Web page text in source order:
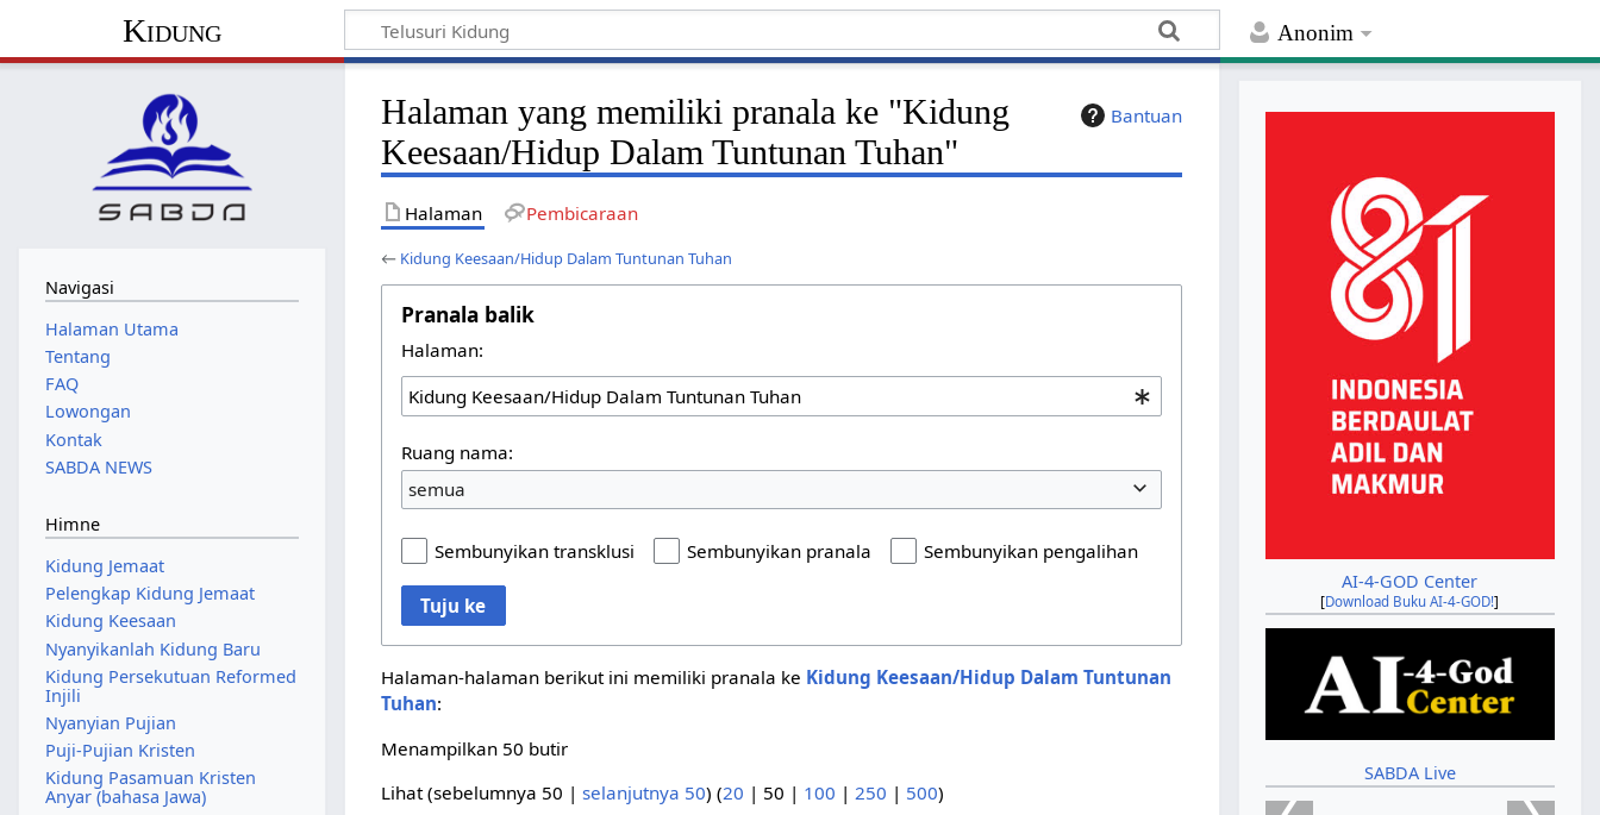
Anonim
Kidung
Bantuan
Halaman yang memiliki pranala ke "Kidung
Keesaan/Hidup Dalam Tuntunan Tuhan"
Halaman Pembicaraan
← Kidung Keesaan/Hidup Dalam Tuntunan Tuhan
Pranala balik
Halaman:
Ruang nama:
semua
Sembunyikan transklusi Sembunyikan pranala Sembunyikan pengalihan
Tuju ke
Halaman-halaman berikut ini memiliki pranala ke Kidung Keesaan/Hidup Dalam Tuntunan
Tuhan:
Menampilkan 50 butir
Lihat (sebelumnya 50 |selanjutnya 50) (20 | 50 | 100 | 250 | 500)
Navigasi
Halaman Utama
Tentang
FAQ
Lowongan
Kontak
SABDA NEWS
Himne
Kidung Jemaat
Pelengkap Kidung Jemaat
Kidung Keesaan
Nyanyikanlah Kidung Baru
Kidung Persekutuan Reformed
Injili
Nyanyian Pujian
Puji-Pujian Kristen
Kidung Pasamuan Kristen
Anyar (bahasa Jawa)
AI-4-GOD Center
[Download Buku AI-4-GOD!]
SABDA Live